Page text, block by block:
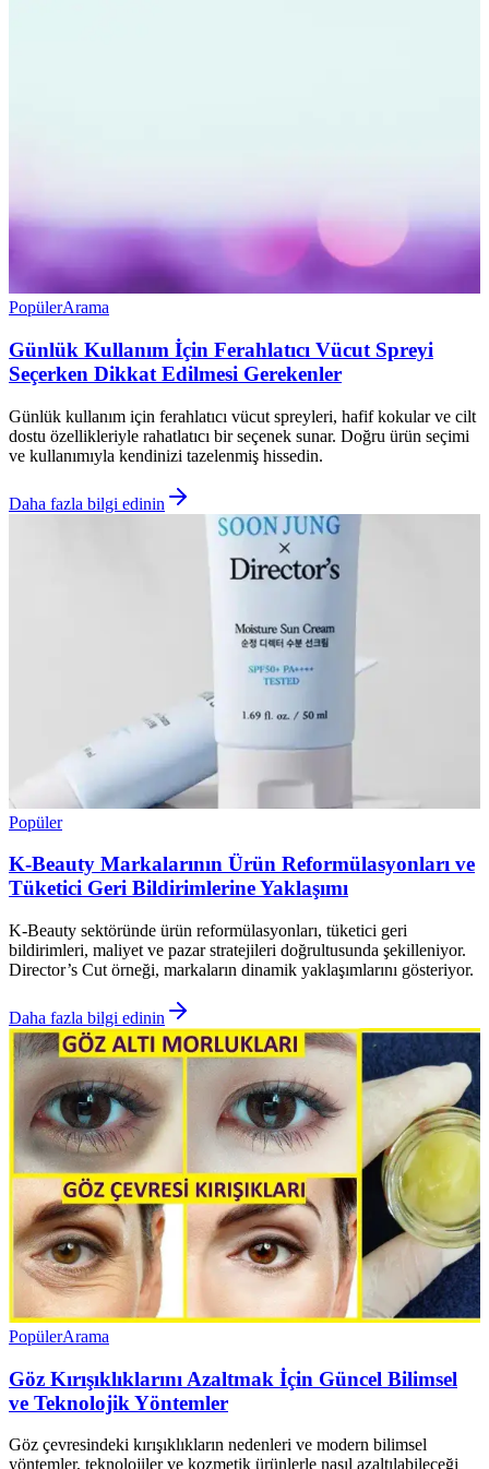
PopülerArama
Günlük Kullanım İçin Ferahlatıcı Vücut Spreyi
Seçerken Dikkat Edilmesi Gerekenler
Günlük kullanım için ferahlatıcı vücut spreyleri, hafif kokular ve cilt
dostu özellikleriyle rahatlatıcı bir seçenek sunar. Doğru ürün seçimi
ve kullanımıyla kendinizi tazelenmiş hissedin.
Daha fazla bilgi edinin
Popüler
K-Beauty Markalarının Ürün Reformülasyonları ve
Tüketici Geri Bildirimlerine Yaklaşımı
K-Beauty sektöründe ürün reformülasyonları, tüketici geri
bildirimleri, maliyet ve pazar stratejileri doğrultusunda şekilleniyor.
Director’s Cut örneği, markaların dinamik yaklaşımlarını gösteriyor.
Daha fazla bilgi edinin
PopülerArama
Göz Kırışıklıklarını Azaltmak İçin Güncel Bilimsel
ve Teknolojik Yöntemler
Göz çevresindeki kırışıklıkların nedenleri ve modern bilimsel
yöntemler, teknolojiler ve kozmetik ürünlerle nasıl azaltılabileceği